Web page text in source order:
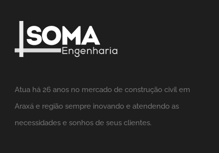
Atua há 26 anos no mercado de construção civil em
Araxá e região sempre inovando e atendendo as
necessidades e sonhos de seus clientes.